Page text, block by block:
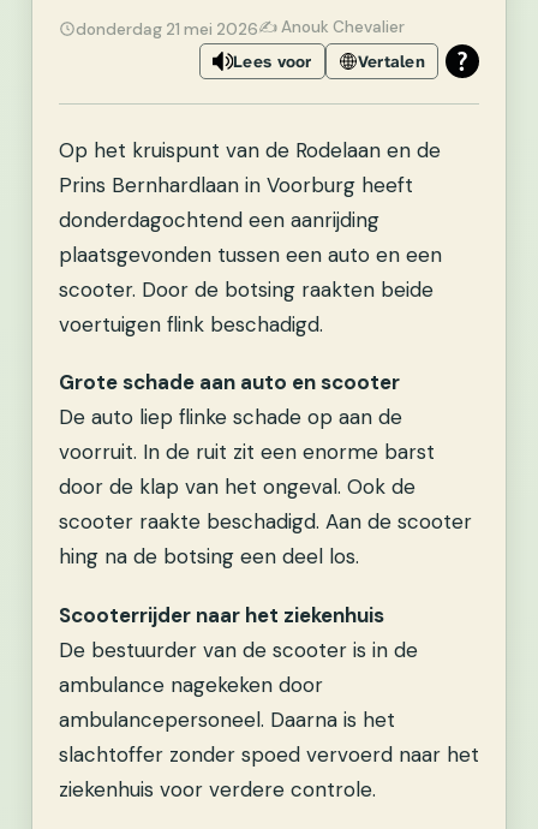
donderdag 21 mei 2026✍️ Anouk Chevalier
Lees voor Vertalen
Op het kruispunt van de Rodelaan en de
Prins Bernhardlaan in Voorburg heeft
donderdagochtend een aanrijding
plaatsgevonden tussen een auto en een
scooter. Door de botsing raakten beide
voertuigen flink beschadigd.
Grote schade aan auto en scooter
De auto liep flinke schade op aan de
voorruit. In de ruit zit een enorme barst
door de klap van het ongeval. Ook de
scooter raakte beschadigd. Aan de scooter
hing na de botsing een deel los.
Scooterrijder naar het ziekenhuis
De bestuurder van de scooter is in de
ambulance nagekeken door
ambulancepersoneel. Daarna is het
slachtoffer zonder spoed vervoerd naar het
ziekenhuis voor verdere controle.